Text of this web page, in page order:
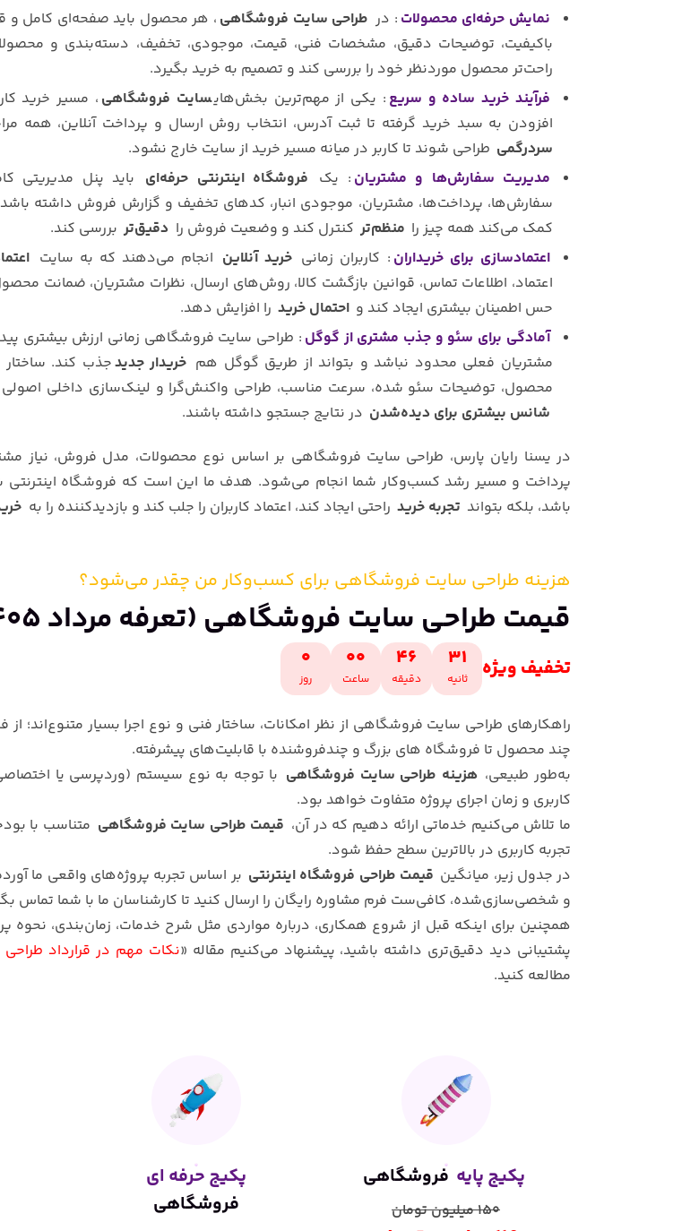
نمایش حرفه‌ای محصولات : در طراحی سایت فروشگاهی، هر محصول باید صفحه‌ای کامل و
باکیفیت، توضیحات دقیق، مشخصات فنی، قیمت، موجودی، تخفیف، دسته‌بندی و
راحت‌تر محصول موردنظر خود را بررسی کند و تصمیم به خرید بگیرد.
فرآیند خرید ساده و سریع : یکی از مهم‌ترین بخش‌هایسایت فروشگاهی ، مسیر خرید
افزودن به سبد خرید گرفته تا ثبت آدرس، انتخاب روش ارسال و پرداخت آنلاین، همه
سردرگمی طراحی شوند تا کاربر در میانه مسیر خرید از سایت خارج نشود.
مدیریت سفارش‌ها و مشتریان : یک فروشگاه اینترنتی حرفه‌ای باید پنل مدیریتی
سفارش‌ها، پرداخت‌ها، مشتریان، موجودی انبار، کدهای تخفیف و گزارش فروش داشته
کمک می‌کند همه چیز را منظم‌تر کنترل کند و وضعیت فروش را دقیق‌تر بررسی کند.
اعتمادسازی برای خریداران : کاربران زمانی خرید آنلاین انجام می‌دهند که به سایت
اعتماد، اطلاعات تماس، قوانین بازگشت کالا، روش‌های ارسال، نظرات مشتریان، ضمانت
حس اطمینان بیشتری ایجاد کند و احتمال خرید را افزایش دهد.
آمادگی برای سئو و جذب مشتری از گوگل : طراحی سایت فروشگاهی زمانی ارزش بیشتری
مشتریان فعلی محدود نباشد و بتواند از طریق گوگل هم خریدار جدیدجذب کند.
محصول، توضیحات سئو شده، سرعت مناسب، طراحی واکنش‌گرا و لینک‌سازی داخلی
شانس بیشتری برای دیده‌شدن در نتایج جستجو داشته باشند.
در یسنا رایان پارس، طراحی سایت فروشگاهی بر اساس نوع محصولات، مدل فروش، نیاز
پرداخت و مسیر رشد کسب‌وکار شما انجام می‌شود. هدف ما این است که فروشگاه اینترنتی
باشد، بلکه بتواند تجربه خرید راحتی ایجاد کند، اعتماد کاربران را جلب کند و بازدیدکننده را به
هزینه طراحی سایت فروشگاهی برای کسب‌وکار من چقدر می‌شود؟
قیمت طراحی سایت فروشگاهی (تعرفه مرداد 1405
تخفیف ویژه 30
ثانیه
46
دقیقه
00
ساعت
0
روز
راهکارهای طراحی سایت فروشگاهی از نظر امکانات، ساختار فنی و نوع اجرا بسیار متنوع‌اند؛ از
چند محصول تا فروشگاه ‌های بزرگ و چندفروشنده با قابلیت‌های پیشرفته.
به‌طور طبیعی، هزینه طراحی سایت فروشگاهی با توجه به نوع سیستم (وردپرسی یا
کاربری و زمان اجرای پروژه متفاوت خواهد بود.
ما تلاش می‌کنیم خدماتی ارائه دهیم که در آن، قیمت طراحی سایت فروشگاهی متناسب با
تجربه کاربری در بالاترین سطح حفظ شود.
در جدول زیر، میانگین قیمت طراحی فروشگاه اینترنتی بر اساس تجربه پروژه‌های واقعی ما
و شخصی‌سازی‌شده، کافی‌ست فرم مشاوره رایگان را ارسال کنید تا کارشناسان ما با شما تماس
همچنین برای اینکه قبل از شروع همکاری، درباره مواردی مثل شرح خدمات، زمان‌بندی، نحوه
پشتیبانی دید دقیق‌تری داشته باشید، پیشنهاد می‌کنیم مقاله «نکات مهم در قرارداد طراحی
مطالعه کنید.
پکیجپایه فروشگاهی
150 میلیون تومان
پکیجحرفه ای
فروشگاهی